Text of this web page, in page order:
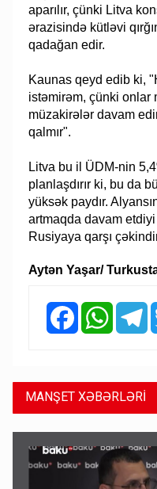
aparılır, çünki Litva
ərazisində kütləvi
qadağan edir.
Kaunas qeyd edib ki,
istəmirəm, çünki onlar
müzakirələr davam
qalmır".
Litva bu il ÜDM-nin
planlaşdırır ki, bu da
yüksək paydır.
artmaqda davam
Rusiyaya qarşı
Aytən Yaşar/
Facebook
MANŞET XƏBƏRLƏRİ